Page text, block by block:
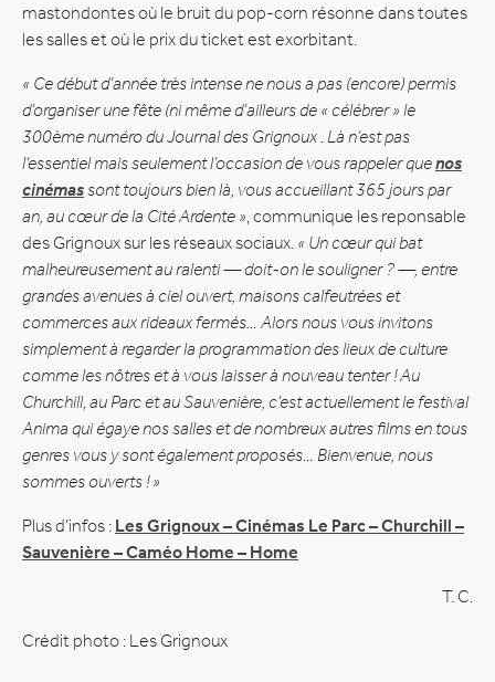
mastondontes où le bruit du pop-corn résonne dans toutes
les salles et où le prix du ticket est exorbitant.
« Ce début d’année très intense ne nous a pas (encore) permis
d’organiser une fête (ni même d’ailleurs de « célébrer » le
300ème numéro du Journal des Grignoux . Là n’est pas
l’essentiel mais seulement l’occasion de vous rappeler quenos
cinémassont toujours bien là, vous accueillant 365 jours par
an, au cœur de la Cité Ardente » , communique les reponsable
des Grignoux sur les réseaux sociaux. « Un cœur qui bat
malheureusement au ralenti — doit-on le souligner ? —, entre
grandes avenues à ciel ouvert, maisons calfeutrées et
commerces aux rideaux fermés… Alors nous vous invitons
simplement à regarder la programmation des lieux de culture
comme les nôtres et à vous laisser à nouveau tenter ! Au
Churchill, au Parc et au Sauvenière, c’est actuellement le festival
Anima qui égaye nos salles et de nombreux autres films en tous
genres vous y sont également proposés… Bienvenue, nous
sommes ouverts ! »
Plus d’infos : Les Grignoux – Cinémas Le Parc – Churchill –
Sauvenière – Caméo Home – Home
T. C.
Crédit photo : Les Grignoux